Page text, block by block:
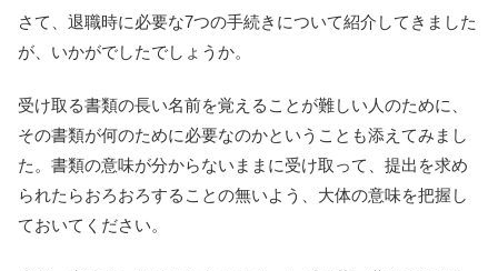
さて、退職時に必要な7つの手続きについて紹介してきました
が、いかがでしたでしょうか。
受け取る書類の長い名前を覚えることが難しい人のために、
その書類が何のために必要なのかということも添えてみまし
た。書類の意味が分からないままに受け取って、提出を求め
られたらおろおろすることの無いよう、大体の意味を把握し
ておいてください。